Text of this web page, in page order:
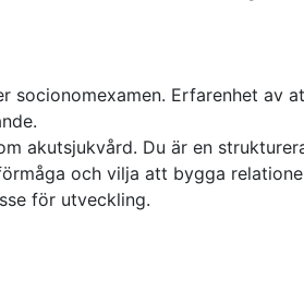
socionomexamen. Erfarenhet av
akutsjukvård. Du är en
och vilja att bygga
för utveckling.